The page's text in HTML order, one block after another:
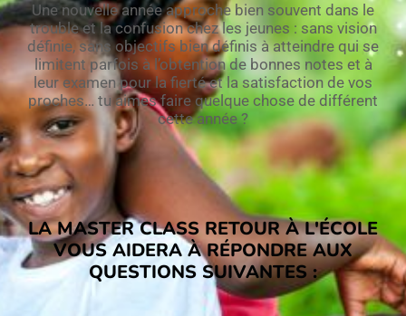
Une nouvelle année approche bien souvent dans le
trouble et la confusion chez les jeunes : sans vision
définie, sans objectifs bien définis à atteindre qui se
limitent parfois à l’obtention de bonnes notes et à
leur examen pour la fierté et la satisfaction de vos
proches… tu aimes faire quelque chose de différent
cette année ?
LA MASTER CLASS RETOUR À L'ÉCOLE
VOUS AIDERA À RÉPONDRE AUX
QUESTIONS SUIVANTES :